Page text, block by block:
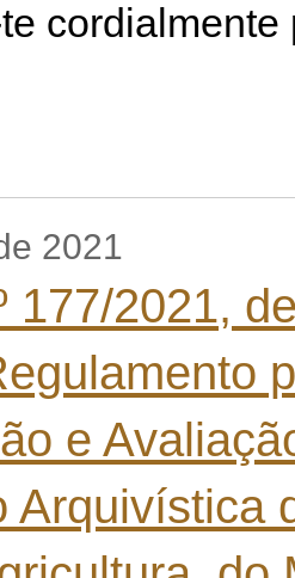
cordialmente
2021
177/2021,
e
Arquivística